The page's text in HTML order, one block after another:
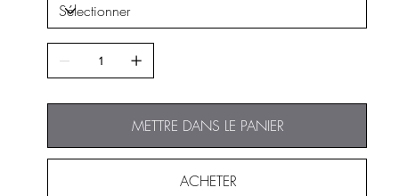
METTRE DANS LE PANIER
ACHETER